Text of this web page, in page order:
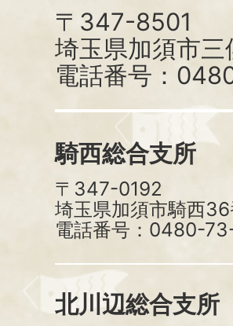
〒347-8501
埼玉県加須市三
電話番号：
騎西総合支所
〒347-0192
埼玉県加須市騎西36
電話番号：0480-73-
北川辺総合支所